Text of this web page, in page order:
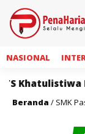
NASIONAL
Khatulistiwa
Beranda / SMK